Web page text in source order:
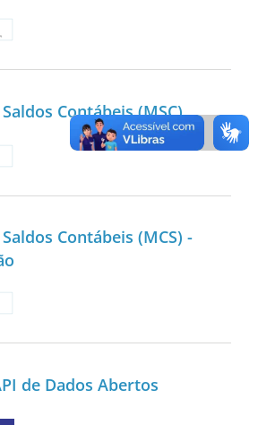
Contábeis (MSC)
Contábeis (MCS) -
de Dados Abertos